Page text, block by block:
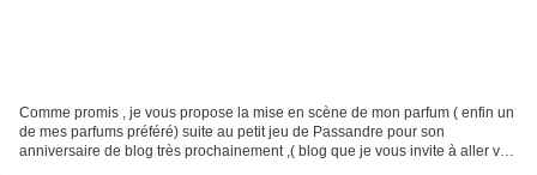
Comme promis , je vous propose la mise en scène de mon parfum ( enfin un
de mes parfums préféré) suite au petit jeu de Passandre pour son
anniversaire de blog très prochainement ,( blog que je vous invite à aller voir